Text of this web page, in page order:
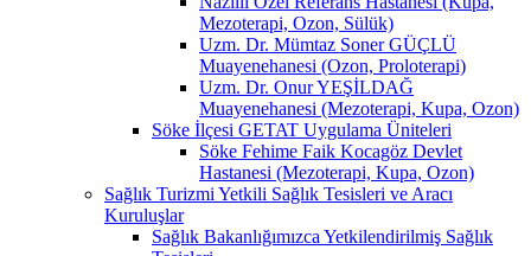
Mezoterapi, Ozon, Sülük)
Uzm. Dr. Mümtaz Soner GÜÇLÜ
Muayenehanesi (Ozon, Proloterapi)
Uzm. Dr. Onur YEŞİLDAĞ
Muayenehanesi (Mezoterapi, Kupa, Ozon)
Söke İlçesi GETAT Uygulama Üniteleri
Söke Fehime Faik Kocagöz Devlet
Hastanesi (Mezoterapi, Kupa, Ozon)
Sağlık Turizmi Yetkili Sağlık Tesisleri ve Aracı
Kuruluşlar
Sağlık Bakanlığımızca Yetkilendirilmiş Sağlık